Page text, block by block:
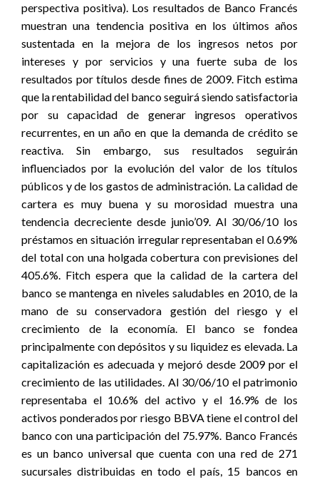
perspectiva positiva). Los resultados de Banco Francés
muestran una tendencia positiva en los últimos años
sustentada en la mejora de los ingresos netos por
intereses y por servicios y una fuerte suba de los
resultados por títulos desde fines de 2009. Fitch estima
que la rentabilidad del banco seguirá siendo satisfactoria
por su capacidad de generar ingresos operativos
recurrentes, en un año en que la demanda de crédito se
reactiva. Sin embargo, sus resultados seguirán
influenciados por la evolución del valor de los títulos
públicos y de los gastos de administración. La calidad de
cartera es muy buena y su morosidad muestra una
tendencia decreciente desde junio’09. Al 30/06/10 los
préstamos en situación irregular representaban el 0.69%
del total con una holgada cobertura con previsiones del
405.6%. Fitch espera que la calidad de la cartera del
banco se mantenga en niveles saludables en 2010, de la
mano de su conservadora gestión del riesgo y el
crecimiento de la economía. El banco se fondea
principalmente con depósitos y su liquidez es elevada. La
capitalización es adecuada y mejoró desde 2009 por el
crecimiento de las utilidades. Al 30/06/10 el patrimonio
representaba el 10.6% del activo y el 16.9% de los
activos ponderados por riesgo BBVA tiene el control del
banco con una participación del 75.97%. Banco Francés
es un banco universal que cuenta con una red de 271
sucursales distribuidas en todo el país, 15 bancos en